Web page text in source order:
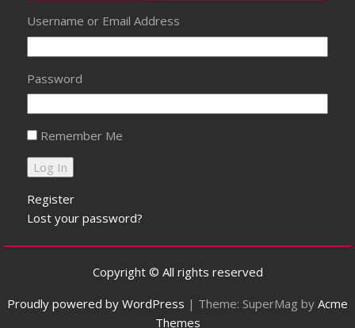
Username or Email Address
Password
Remember Me
Register
Lost your password?
Copyright © All rights reserved
Proudly powered by WordPress | Theme: SuperMag by Acme
Themes